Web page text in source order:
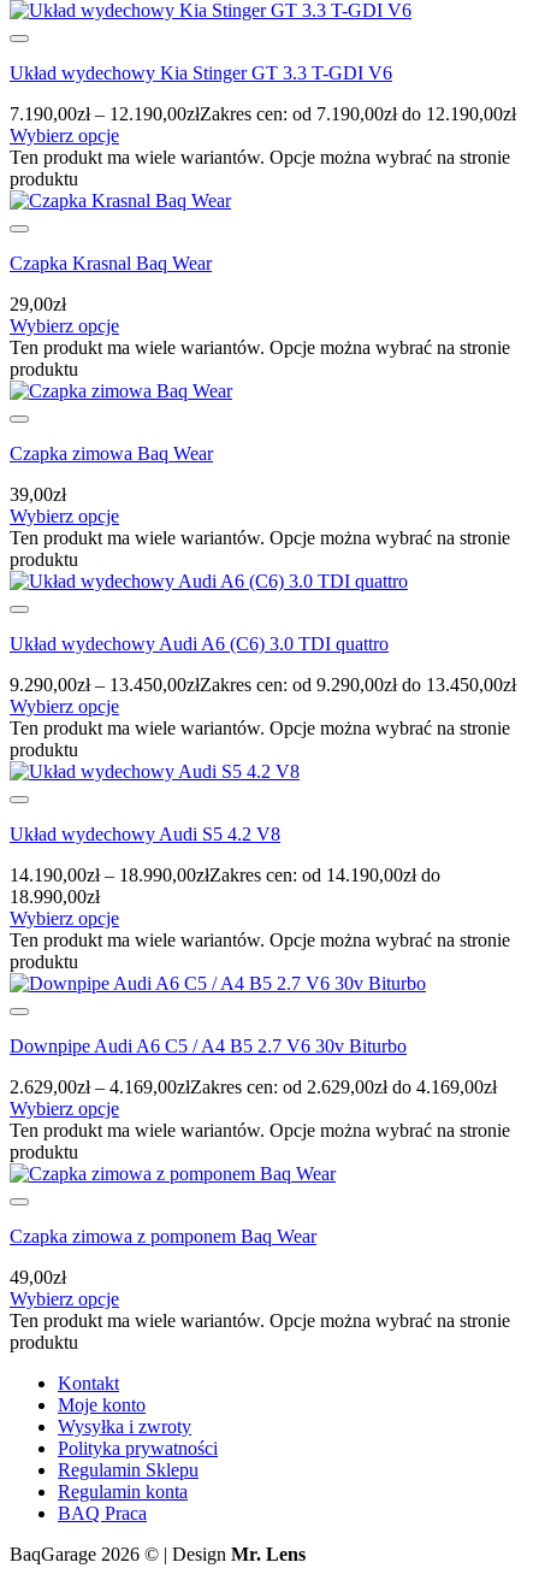
Układ wydechowy Kia Stinger GT 3.3 T-GDI V6
7.190,00zł – 12.190,00złZakres cen: od 7.190,00zł do 12.190,00zł
Wybierz opcje
Ten produkt ma wiele wariantów. Opcje można wybrać na stronie
produktu
Czapka Krasnal Baq Wear
29,00zł
Wybierz opcje
Ten produkt ma wiele wariantów. Opcje można wybrać na stronie
produktu
Czapka zimowa Baq Wear
39,00zł
Wybierz opcje
Ten produkt ma wiele wariantów. Opcje można wybrać na stronie
produktu
Układ wydechowy Audi A6 (C6) 3.0 TDI quattro
9.290,00zł – 13.450,00złZakres cen: od 9.290,00zł do 13.450,00zł
Wybierz opcje
Ten produkt ma wiele wariantów. Opcje można wybrać na stronie
produktu
Układ wydechowy Audi S5 4.2 V8
14.190,00zł – 18.990,00złZakres cen: od 14.190,00zł do
18.990,00zł
Wybierz opcje
Ten produkt ma wiele wariantów. Opcje można wybrać na stronie
produktu
Downpipe Audi A6 C5 / A4 B5 2.7 V6 30v Biturbo
2.629,00zł – 4.169,00złZakres cen: od 2.629,00zł do 4.169,00zł
Wybierz opcje
Ten produkt ma wiele wariantów. Opcje można wybrać na stronie
produktu
Czapka zimowa z pomponem Baq Wear
49,00zł
Wybierz opcje
Ten produkt ma wiele wariantów. Opcje można wybrać na stronie
produktu
Kontakt
Moje konto
Wysyłka i zwroty
Polityka prywatności
Regulamin Sklepu
Regulamin konta
BAQ Praca
BaqGarage 2026 © | Design Mr. Lens